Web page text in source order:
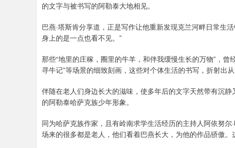
的文字与被书写的阿勒泰大地相见。
巴燕·塔斯肯分享道，正是写作让他重新发现克兰河畔日常生
身上的是一点也看不见。”
那些“地里的庄稼，圈里的牛羊，和伴我缓慢生长的万物”，
寻牛记”等场景的细致刻画，这些对个体生活的书写，折射出
伴随在老人们身边长大的滋味，使多年后的文字天然带有沉
的阿勒泰哈萨克族少年形象。
同为哈萨克族作家，且有岭南求学生活经历的主持人阿依努
场来的很多都是老人，他们看着巴燕长大，为他的作品骄傲